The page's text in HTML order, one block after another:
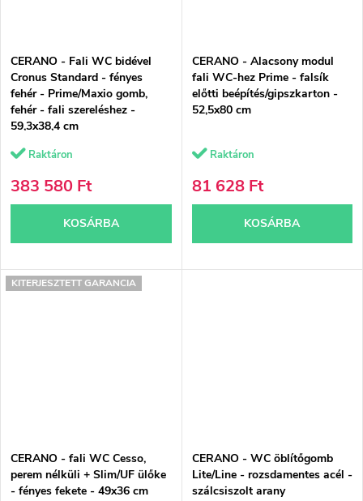
CERANO - Fali WC bidével
Cronus Standard - fényes
fehér - Prime/Maxio gomb,
fehér - fali szereléshez -
59,3x38,4 cm
Raktáron
383 580 Ft
KOSÁRBA
CERANO - Alacsony modul
fali WC-hez Prime - falsík
előtti beépítés/gipszkarton -
52,5x80 cm
Raktáron
81 628 Ft
KOSÁRBA
KITERJESZTETT GARANCIA
CERANO - fali WC Cesso,
perem nélküli + Slim/UF ülőke
- fényes fekete - 49x36 cm
CERANO - WC öblítőgomb
Lite/Line - rozsdamentes acél -
szálcsiszolt arany